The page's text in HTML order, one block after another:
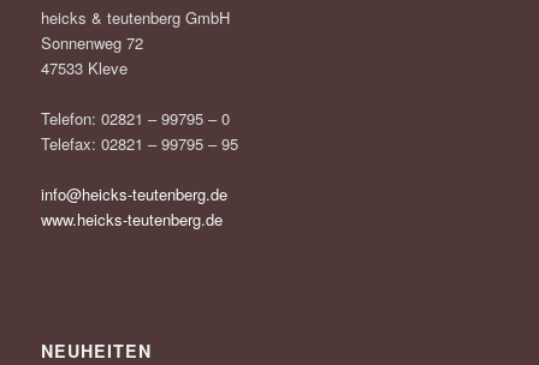
heicks & teutenberg GmbH
Sonnenweg 72
47533 Kleve
Telefon: 02821 – 99795 – 0
Telefax: 02821 – 99795 – 95
info@heicks-teutenberg.de
www.heicks-teutenberg.de
NEUHEITEN